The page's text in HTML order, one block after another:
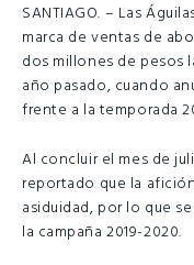
SANTIAGO. – Las
marca de ventas de
dos millones de pesos
año pasado, cuando
frente a la temporada
Al concluir el mes de
reportado que la
asiduidad, por lo que
la campaña 2019-2020.